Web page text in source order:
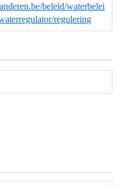
beleid/waterbelei
regulering